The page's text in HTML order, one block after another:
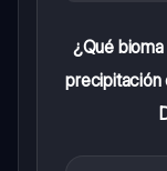
¿Qué
precipitación